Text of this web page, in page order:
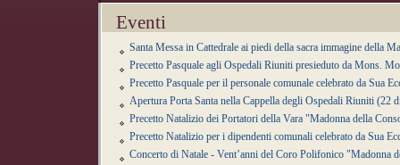
Home Come raggiungerci Notizie storiche
Eventi
Santa Messa in Cattedrale ai piedi della sacra immagine della
Precetto Pasquale agli Ospedali Riuniti presieduto da Mons.
Precetto Pasquale per il personale comunale celebrato da Sua
Apertura Porta Santa nella Cappella degli Ospedali Riuniti (22
Precetto Natalizio dei Portatori della Vara "Madonna della
Precetto Natalizio per i dipendenti comunali celebrato da Sua
Concerto di Natale - Vent’anni del Coro Polifonico "Madonna